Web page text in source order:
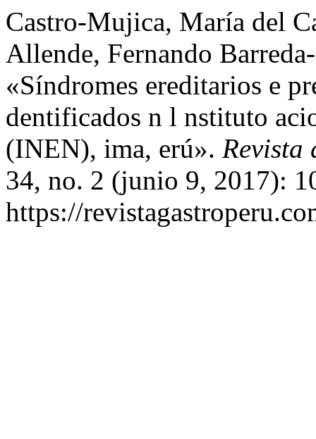
Castro-Mujica, María del
Allende, Fernando
«Síndromes ereditarios e
dentificados n l nstituto
(INEN), ima, erú». Revista
34, no. 2 (junio 9, 2017):
https://